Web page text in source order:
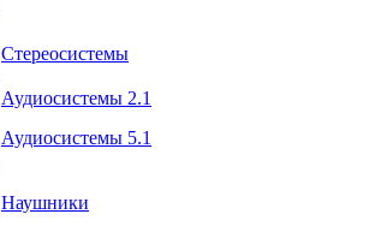
Стереосистемы
Аудиосистемы 2.1
Аудиосистемы 5.1
Наушники